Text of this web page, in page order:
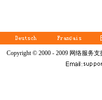
Copyright © 2000 - 2009 网络服务